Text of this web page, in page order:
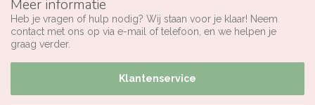
Meer informatie
Heb je vragen of hulp nodig? Wij staan voor je klaar! Neem
contact met ons op via e-mail of telefoon, en we helpen je
graag verder.
Klantenservice